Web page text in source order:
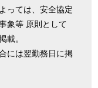
っては、安全協定
象等 原則として
載。
には翌勤務日に掲